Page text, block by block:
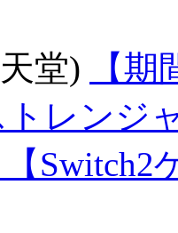
堂)
【
レンジ
Switch2